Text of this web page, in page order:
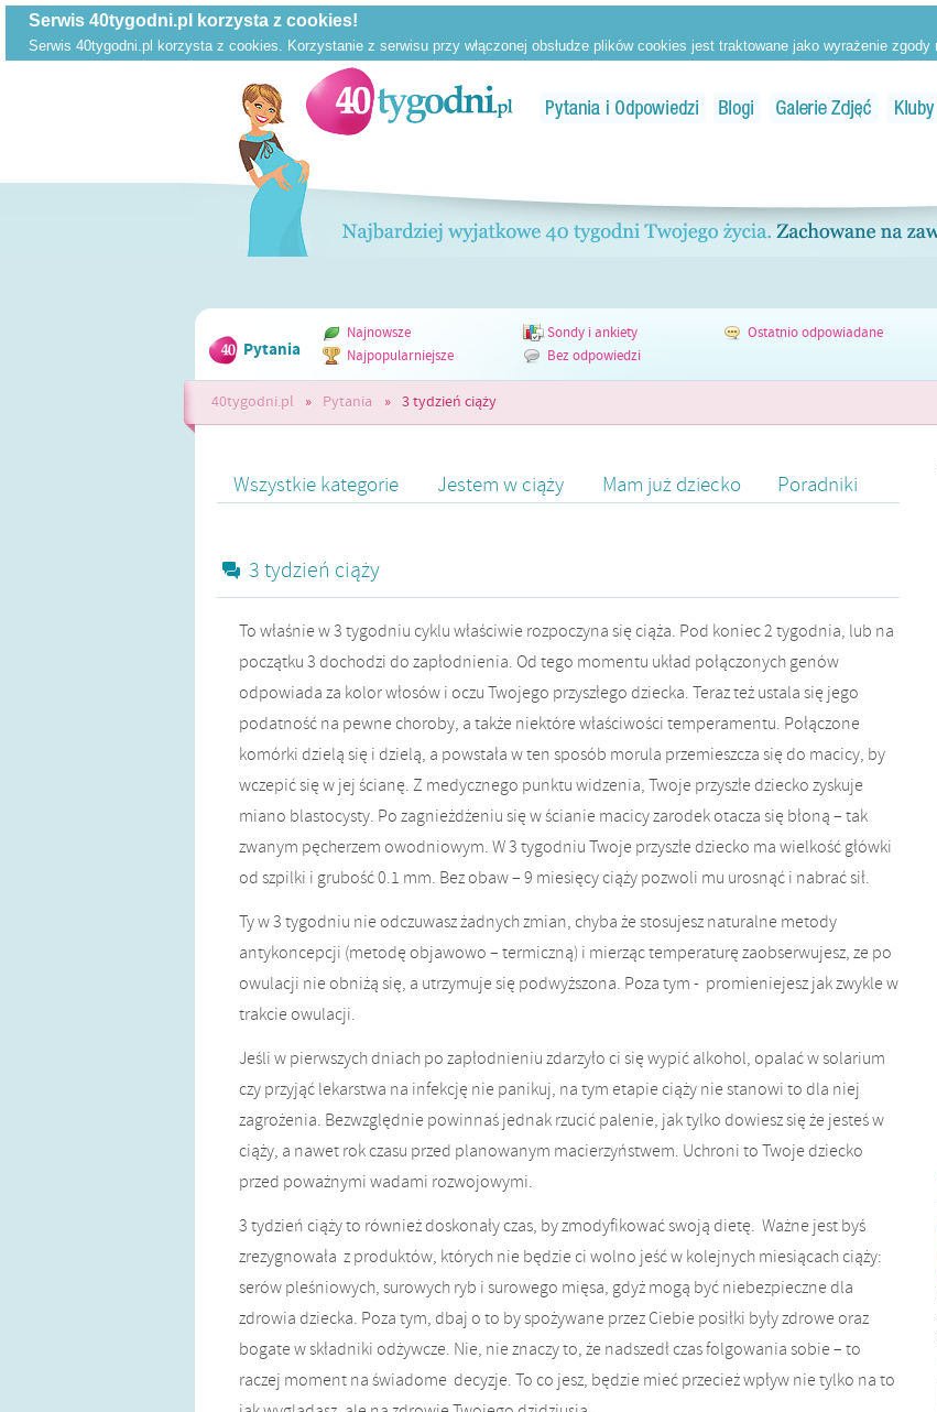
Pytania
Najnowsze Sondy i ankiety
Ostatnio odpowiadane
Najpopularniejsze
Bez odpowiedzi
40tygodni.pl » Pytania » 3 tydzień ciąży
Wszystkie kategorie Jestem w ciąży Mam już dziecko Poradniki
3 tydzień ciąży
To właśnie w 3 tygodniu cyklu właściwie rozpoczyna się ciąża. Pod koniec 2 tygodnia, lub na
początku 3 dochodzi do zapłodnienia. Od tego momentu układ połączonych genów
odpowiada za kolor włosów i oczu Twojego przyszłego dziecka. Teraz też ustala się jego
podatność na pewne choroby, a także niektóre właściwości temperamentu. Połączone
komórki dzielą się i dzielą, a powstała w ten sposób morula przemieszcza się do macicy, by
wczepić się w jej ścianę. Z medycznego punktu widzenia, Twoje przyszłe dziecko zyskuje
miano blastocysty. Po zagnieżdżeniu się w ścianie macicy zarodek otacza się błoną – tak
zwanym pęcherzem owodniowym. W 3 tygodniu Twoje przyszłe dziecko ma wielkość główki
od szpilki i grubość 0.1 mm. Bez obaw – 9 miesięcy ciąży pozwoli mu urosnąć i nabrać sił.
Ty w 3 tygodniu nie odczuwasz żadnych zmian, chyba że stosujesz naturalne metody
antykoncepcji (metodę objawowo – termiczną) i mierząc temperaturę zaobserwujesz, ze po
owulacji nie obniżą się, a utrzymuje się podwyższona. Poza tym - promieniejesz jak zwykle w
trakcie owulacji.
Jeśli w pierwszych dniach po zapłodnieniu zdarzyło ci się wypić alkohol, opalać w solarium
czy przyjąć lekarstwa na infekcję nie panikuj, na tym etapie ciąży nie stanowi to dla niej
zagrożenia. Bezwzględnie powinnaś jednak rzucić palenie, jak tylko dowiesz się że jesteś w
ciąży, a nawet rok czasu przed planowanym macierzyństwem. Uchroni to Twoje dziecko
przed poważnymi wadami rozwojowymi.
3 tydzień ciąży to również doskonały czas, by zmodyfikować swoją dietę. Ważne jest byś
zrezygnowała z produktów, których nie będzie ci wolno jeść w kolejnych miesiącach ciąży:
serów pleśniowych, surowych ryb i surowego mięsa, gdyż mogą być niebezpieczne dla
zdrowia dziecka. Poza tym, dbaj o to by spożywane przez Ciebie posiłki były zdrowe oraz
bogate w składniki odżywcze. Nie, nie znaczy to, że nadszedł czas folgowania sobie – to
raczej moment na świadome decyzje. To co jesz, będzie mieć przecież wpływ nie tylko na to